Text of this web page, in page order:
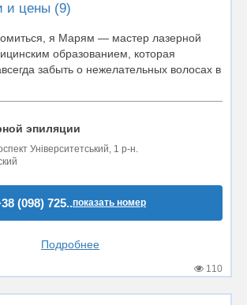
и цены (9)
я Марям — мастер лазерной
образованием, которая
забыть о нежелательных волосах в
эпиляции
Університетський, 1 р-н.
(098) 725..показать номер
Подробнее
110